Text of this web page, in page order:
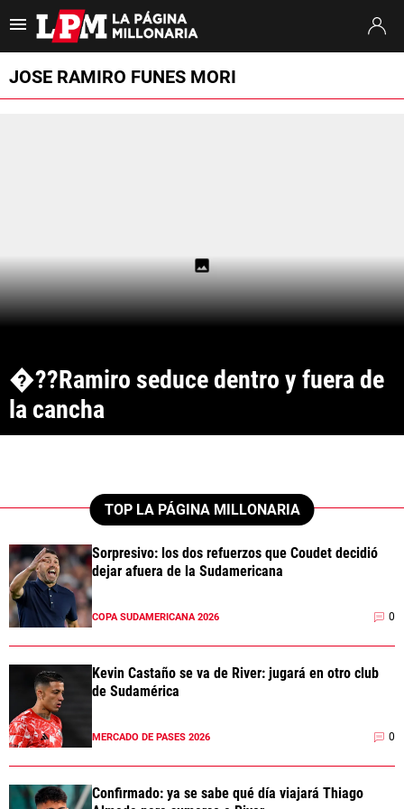
Es tendencia: Thiago Almada River Jaime Peñarol River
ULTIMAS NOTICIAS
MERCADO DE PASES
FIXTURE
OPINIÓN
ANÁLISIS TÁCTICO
NOTICIAS
GUÍAS
CÓDIGOS
PRONÓSTICOS
APUESTA DEL DÍA
ESCRIBÍ EN LA PÁGINA MILLONARIAAPUESTAS
La Página Millonaria es un sitio no oficial, creado por socios e
hinchas de River y no tiene afiliación alguna con el club Atlético River
Plate.
Esta sección no tiene relación alguna con el club. Para visitar el sitio
JOSE RAMIRO FUNES MORI
�??Ramiro seduce dentro y fuera de
la cancha
TOP LA PÁGINA MILLONARIA
Sorpresivo: los dos refuerzos que Coudet decidió
dejar afuera de la Sudamericana
COPA SUDAMERICANA 2026 0
Kevin Castaño se va de River: jugará en otro club
de Sudamérica
MERCADO DE PASES 2026 0
Confirmado: ya se sabe qué día viajará Thiago